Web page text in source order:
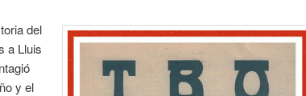
del
a Lluis
y el